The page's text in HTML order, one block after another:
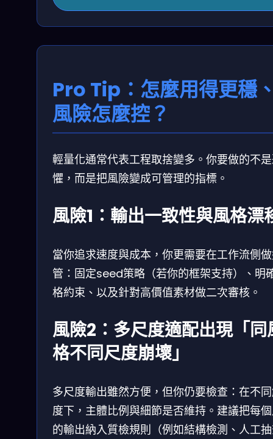
Pro Tip：怎麼用得更穩
風險怎麼控？
輕量化通常代表工程取捨變多。你要做的不
懼，而是把風險變成可管理的指標。
風險1：輸出一致性與風格漂
當你追求速度與成本，你更需要在工作流側
管：固定seed策略（若你的框架支持）、明
格約束、以及針對高價值素材做二次審核。
風險2：多尺度適配出現「同
格不同尺度崩壞」
多尺度輸出雖然方便，但你仍要檢查：在不
度下，主體比例與細節是否維持。建議把每
的輸出納入質檢規則（例如結構檢測、人工